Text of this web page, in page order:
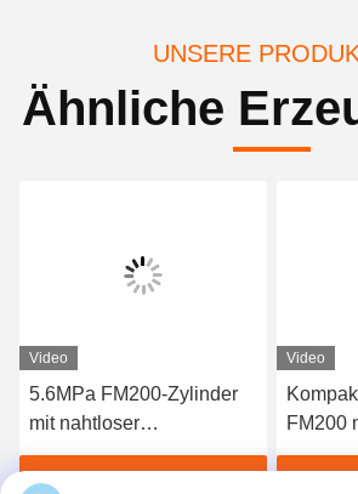
UNSERE
Ähnliche
Video
5.6MPa FM200-Zylinder
mit nahtloser
Stahlkonstruktion zur
Brandbekämpfung mit
Beste Preis erhalten
Video
FM200